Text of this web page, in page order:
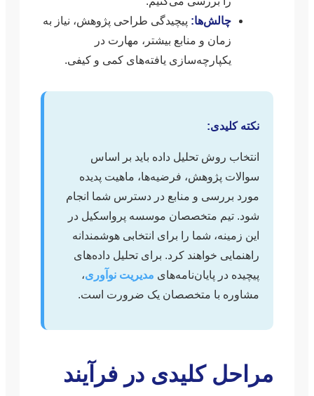
چالش‌ها: پیچیدگی طراحی پژوهش، نیاز به
زمان و منابع بیشتر، مهارت در
یکپارچه‌سازی یافته‌های کمی و کیفی.
نکته کلیدی:
انتخاب روش تحلیل داده باید بر اساس
سوالات پژوهش، فرضیه‌ها، ماهیت پدیده
مورد بررسی و منابع در دسترس شما انجام
شود. تیم متخصصان موسسه پرواسکیل در
این زمینه، شما را برای انتخابی هوشمندانه
راهنمایی خواهند کرد. برای تحلیل داده‌های
پیچیده در پایان‌نامه‌های مدیریت نوآوری،
مشاوره با متخصصان یک ضرورت است.
مراحل کلیدی در فرآیند